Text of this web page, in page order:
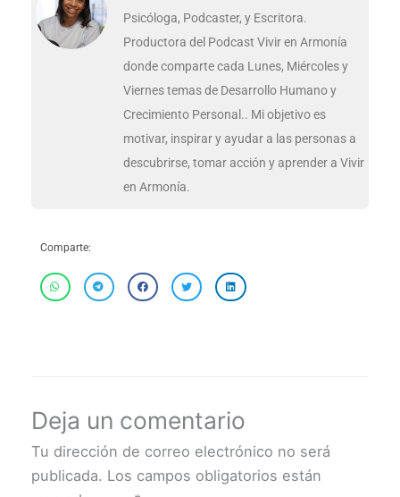
Psicóloga, Podcaster, y Escritora.
Productora del Podcast Vivir en Armonía
donde comparte cada Lunes, Miércoles y
Viernes temas de Desarrollo Humano y
Crecimiento Personal.. Mi objetivo es
motivar, inspirar y ayudar a las personas a
descubrirse, tomar acción y aprender a Vivir
en Armonía.
Comparte:
Deja un comentario
Tu dirección de correo electrónico no será
publicada. Los campos obligatorios están